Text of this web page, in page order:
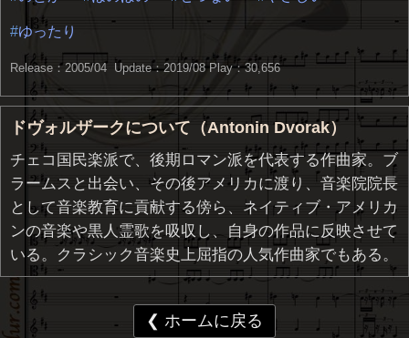
ゆったり
Release：2005/04 Update：2019/08Play：30,656
ドヴォルザークについて（Antonin Dvorak）
チェコ国民楽派で、後期ロマン派を代表する作曲家。ブ
ラームスと出会い、その後アメリカに渡り、音楽院院長
として音楽教育に貢献する傍ら、ネイティブ・アメリカ
ンの音楽や黒人霊歌を吸収し、自身の作品に反映させて
いる。クラシック音楽史上屈指の人気作曲家でもある。
❮ ホームに戻る